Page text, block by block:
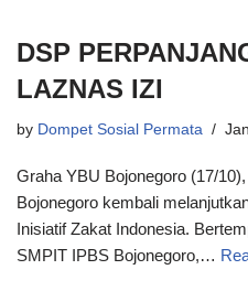
DSP
LAZNAS IZI
by Dompet Sosial Permata
Graha YBU Bojonegoro (17/
Bojonegoro kembali
Inisiatif Zakat Indonesia.
SMPIT IPBS Bojonegoro,…